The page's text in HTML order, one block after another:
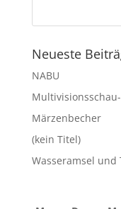
Neueste
NABU
Märzenbecher
(kein Titel)
Wasseramsel und